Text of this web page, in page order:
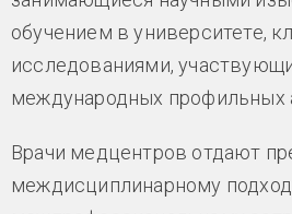
обучением в университете,
исследованиями,
международных профильных
Врачи медцентров отдают
междисциплинарному